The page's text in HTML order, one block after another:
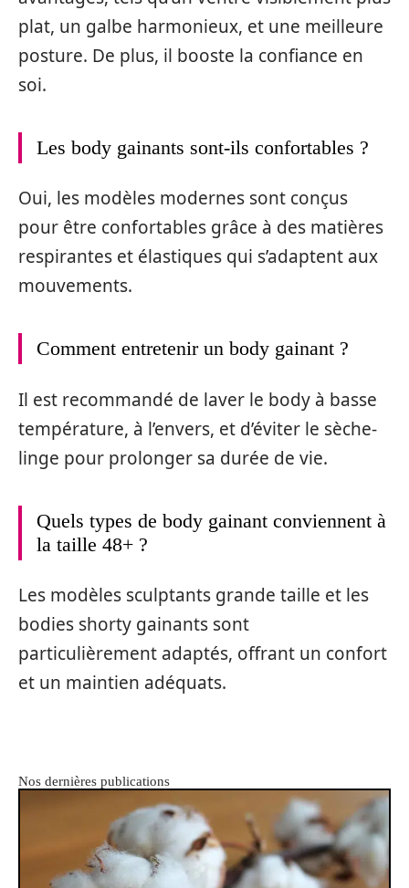
plat, un galbe harmonieux, et une meilleure
posture. De plus, il booste la confiance en
soi.
Les body gainants sont-ils confortables ?
Oui, les modèles modernes sont conçus
pour être confortables grâce à des matières
respirantes et élastiques qui s’adaptent aux
mouvements.
Comment entretenir un body gainant ?
Il est recommandé de laver le body à basse
température, à l’envers, et d’éviter le sèche-
linge pour prolonger sa durée de vie.
Quels types de body gainant conviennent à
la taille 48+ ?
Les modèles sculptants grande taille et les
bodies shorty gainants sont
particulièrement adaptés, offrant un confort
et un maintien adéquats.
Nos dernières publications